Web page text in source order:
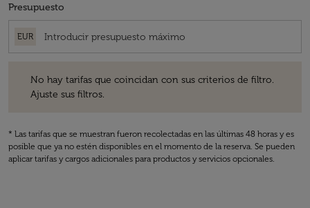
Presupuesto
EUR
No hay tarifas que coincidan con sus criterios de filtro.
Ajuste sus filtros.
* Las tarifas que se muestran fueron recolectadas en las últimas 48 horas y es
posible que ya no estén disponibles en el momento de la reserva. Se pueden
aplicar tarifas y cargos adicionales para productos y servicios opcionales.